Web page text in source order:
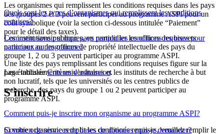
Les organismes qui remplissent les conditions requises dans les pays
des groupes 2 et 3 peuvent participer au programme ASPI pour un
coût symbolique (voir la section ci-dessous intitulée “Paiement”
pour le détail des taxes).
Quels sont les types d’organismes qui remplissent les conditions
requises?
Les institutions publiques, en particulier les offices des brevets
nationaux ou les offices de propriété intellectuelle des pays du
groupe 1, 2 ou 3 peuvent participer au programme ASPI.
Les établissements universitaires et les instituts de recherche à but
non lucratif, tels que les universités ou les centres publics de
recherche, des pays du groupe 1 ou 2 peuvent participer au
programme ASPI.
Comment savoir si mon pays remplit les conditions requises pour
participer au programme?
Une liste des pays remplissant les conditions requises figure sur la
page intituléeCritères d’admission.
S'inscrire
Comment puis-je inscrire mon organisme au programme ASPI?
Si votre organisme remplit les conditions requises, veuillez remplir le
Combien de services de bases de données puis-je demander?